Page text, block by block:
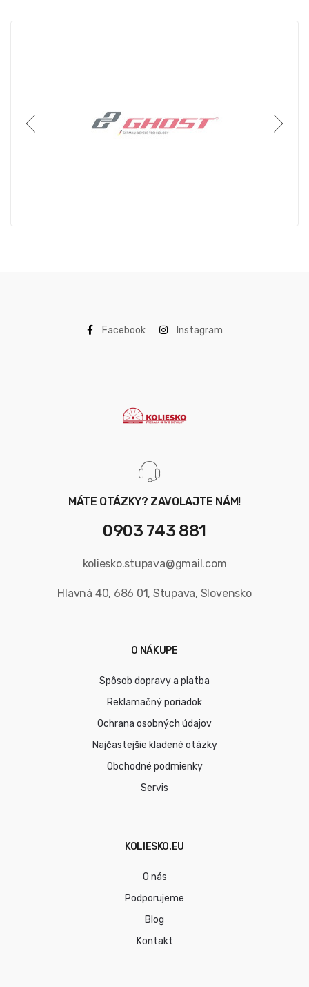
Facebook Instagram
MÁTE OTÁZKY? ZAVOLAJTE NÁM!
0903 743 881
koliesko.stupava@gmail.com
Hlavná 40, 686 01, Stupava, Slovensko
O NÁKUPE
Spôsob dopravy a platba
Reklamačný poriadok
Ochrana osobných údajov
Najčastejšie kladené otázky
Obchodné podmienky
Servis
KOLIESKO.EU
O nás
Podporujeme
Blog
Kontakt